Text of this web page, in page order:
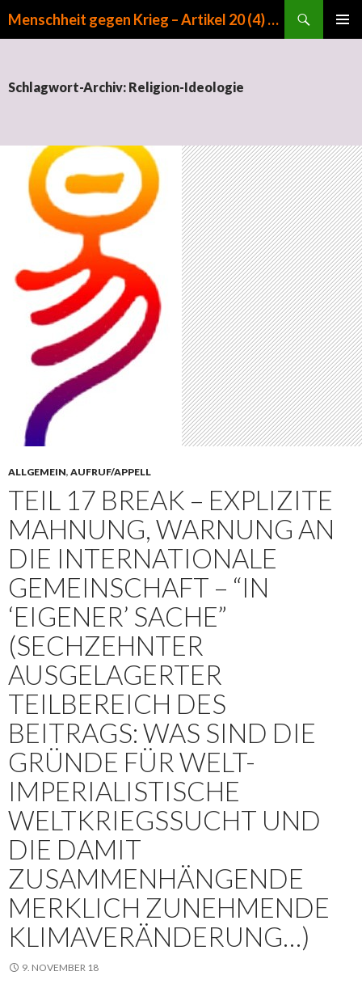
Menschheit gegen Krieg – Artikel 20 (4) GG
Schlagwort-Archiv: Religion-Ideologie
ALLGEMEIN, AUFRUF/APPELL
TEIL 17 BREAK – EXPLIZITE
MAHNUNG, WARNUNG AN
DIE INTERNATIONALE
GEMEINSCHAFT – “IN
‘EIGENER’ SACHE”
(SECHZEHNTER
AUSGELAGERTER
TEILBEREICH DES
BEITRAGS: WAS SIND DIE
GRÜNDE FÜR WELT-
IMPERIALISTISCHE
WELTKRIEGSSUCHT UND
DIE DAMIT
ZUSAMMENHÄNGENDE
MERKLICH ZUNEHMENDE
KLIMAVERÄNDERUNG…)
9. NOVEMBER 18